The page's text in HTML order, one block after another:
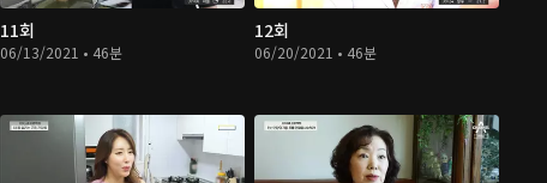
11회
06/13/2021 • 46분
12회
06/20/2021 • 46분